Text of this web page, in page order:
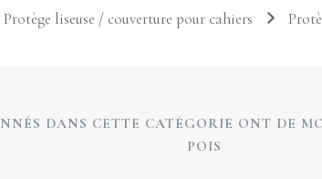
liseuse / couverture pour cahiers
DANS CETTE CATÉGORIE ONT DE
POIS